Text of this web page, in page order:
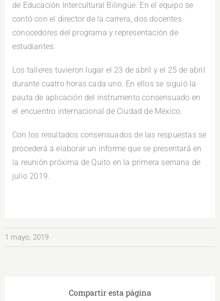
de Educación Intercultural Bilingüe. En el equipo se
contó con el director de la carrera, dos docentes
conocedores del programa y representación de
estudiantes.
Los talleres tuvieron lugar el 23 de abril y el 25 de abril
durante cuatro horas cada uno. En ellos se siguió la
pauta de aplicación del instrumento consensuado en
el encuentro internacional de Ciudad de México.
Con los resultados consensuados de las respuestas se
procederá a elaborar un informe que se presentará en
la reunión próxima de Quito en la primera semana de
julio 2019.
1 mayo, 2019
Compartir esta página